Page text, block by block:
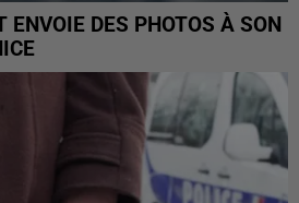
ENVOIE DES PHOTOS À SON